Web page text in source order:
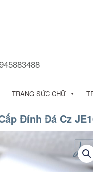
TRANG SỨC CHỮ
Đính Đá Cz